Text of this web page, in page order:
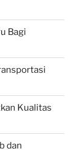
Bagi
Kualitas
dan